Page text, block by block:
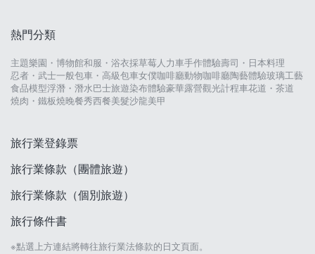
熱門分類
主題樂園・博物館和服・浴衣採草莓人力車手作體驗壽司・日本料理
忍者・武士一般包車・高級包車女僕咖啡廳動物咖啡廳陶藝體驗玻璃工藝
食品模型浮潛・潛水巴士旅遊染布體驗豪華露營觀光計程車花道・茶道
燒肉・鐵板燒晚餐秀西餐美髮沙龍美甲
旅行業登錄票
旅行業條款（團體旅遊）
旅行業條款（個別旅遊）
旅行條件書
※點選上方連結將轉往旅行業法條款的日文頁面。